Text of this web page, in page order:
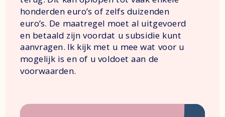
honderden euro’s of zelfs duizenden
euro’s. De maatregel moet al uitgevoerd
en betaald zijn voordat u subsidie kunt
aanvragen. Ik kijk met u mee wat voor u
mogelijk is en of u voldoet aan de
voorwaarden.